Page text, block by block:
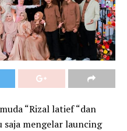
“Rizal latief “dan
saja mengelar launcing